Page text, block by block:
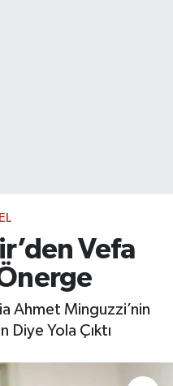
Vefa
Ahmet Minguzzi’nin
Diye Yola Çıktı